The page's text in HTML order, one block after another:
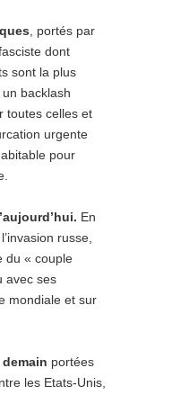
, portés par
dont
sont la plus
backlash
toutes celles et
urgente
pour
En
russe,
du « couple
avec ses
mondiale et sur
portées
les Etats-Unis,